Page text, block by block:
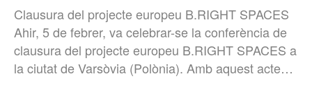
Clausura del projecte europeu B.RIGHT SPACES
Ahir, 5 de febrer, va celebrar-se la conferència de
clausura del projecte europeu B.RIGHT SPACES a
la ciutat de Varsòvia (Polònia). Amb aquest acte…